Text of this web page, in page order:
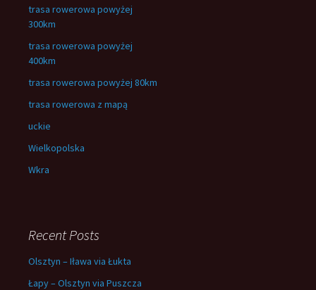
trasa rowerowa powyżej
300km
trasa rowerowa powyżej
400km
trasa rowerowa powyżej 80km
trasa rowerowa z mapą
uckie
Wielkopolska
Wkra
Recent Posts
Olsztyn – Iława via Łukta
Łapy – Olsztyn via Puszcza